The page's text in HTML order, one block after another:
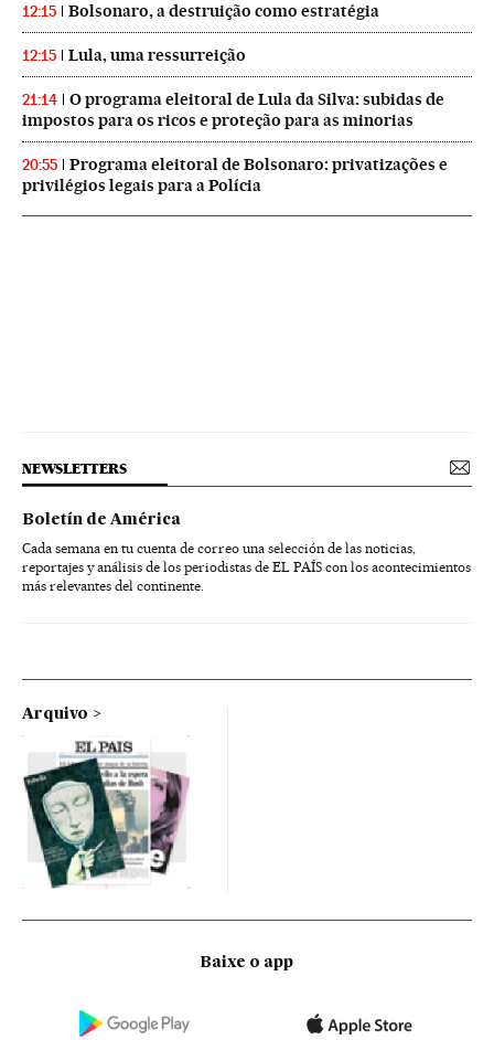
12:15 Bolsonaro, a destruição como estratégia
12:15 Lula, uma ressurreição
21:14
O programa eleitoral de Lula da Silva: subidas de
impostos para os ricos e proteção para as minorias
20:55
Programa eleitoral de Bolsonaro: privatizações e
privilégios legais para a Polícia
NEWSLETTERS
Boletín de América
Cada semana en tu cuenta de correo una selección de las noticias,
reportajes y análisis de los periodistas de EL PAÍS con los acontecimientos
más relevantes del continente.
Arquivo
Baixe o app